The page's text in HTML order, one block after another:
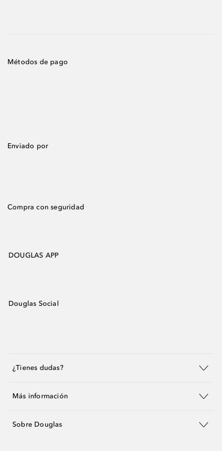
Métodos de pago
Enviado por
Compra con seguridad
DOUGLAS APP
Douglas Social
¿Tienes dudas?
Más información
Sobre Douglas